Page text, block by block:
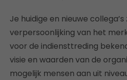
Je huidige en nieuwe collega’s
verpersoonlijking van het
voor de indiensttreding
visie en waarden van de
mogelijk mensen aan uit